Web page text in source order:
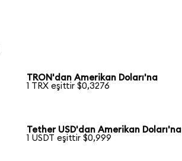
TRON'dan Amerikan Doları'na
1 TRX eşittir $0,3276
Tether USD'dan Amerikan Doları'na
1 USDT eşittir $0,999